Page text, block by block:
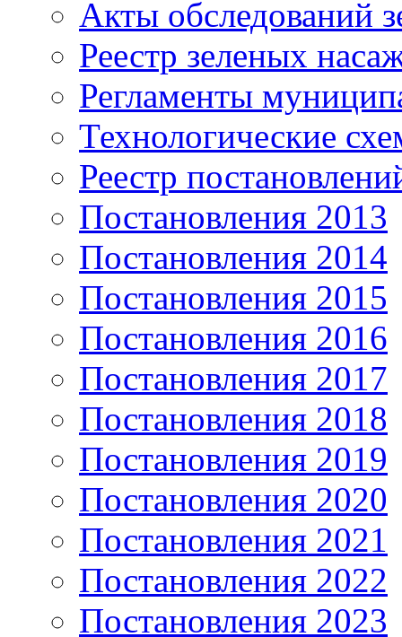
Акты обследований
Реестр зеленых
Регламенты
Технологические
Реестр
Постановления 2013
Постановления 2014
Постановления 2015
Постановления 2016
Постановления 2017
Постановления 2018
Постановления 2019
Постановления 2020
Постановления 2021
Постановления 2022
Постановления 2023